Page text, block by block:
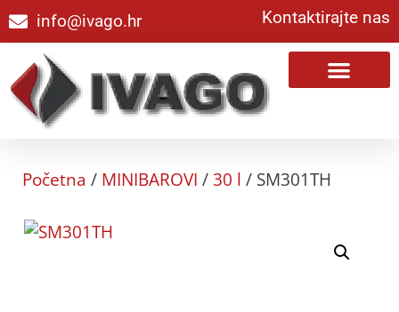
info@ivago.hr Kontaktirajte nas
Početna / MINIBAROVI /30 l / SM301TH